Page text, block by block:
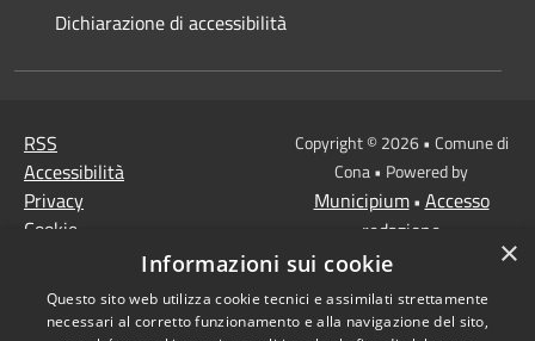
Dichiarazione di accessibilità
RSS
Accessibilità
Privacy
Cookie
MISSIONE 2 Rivoluzione
verde e transizione
Copyright © 2026 • Comune di
Cona • Powered by
Municipium• Accesso
redazione
×
Informazioni sui cookie
Questo sito web utilizza cookie tecnici e assimilati strettamente
necessari al corretto funzionamento e alla navigazione del sito,